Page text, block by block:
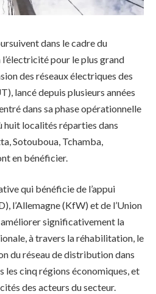
dans le cadre du
pour le plus grand
des réseaux électriques des
lancé depuis plusieurs années
dans sa phase opérationnelle
huit localités réparties dans
Sotouboua, Tchamba,
en bénéficier.
qui bénéficie de l’appui
l’Allemagne (KfW) et de l’Union
améliorer significativement la
à travers la réhabilitation, le
du réseau de distribution dans
les cinq régions économiques, et
des acteurs du secteur.